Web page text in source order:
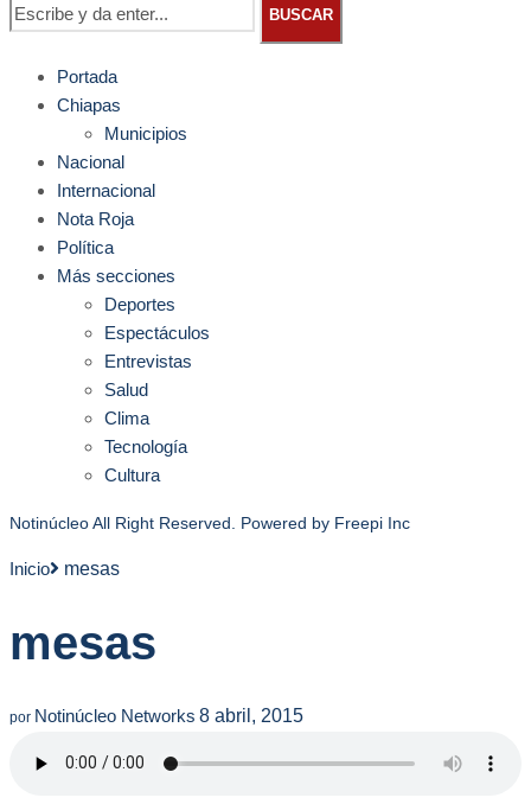
BUSCAR
Portada
Chiapas
Municipios
Nacional
Internacional
Nota Roja
Política
Más secciones
Deportes
Espectáculos
Entrevistas
Salud
Clima
Tecnología
Cultura
Notinúcleo All Right Reserved. Powered by Freepi Inc
Inicio mesas
mesas
por Notinúcleo Networks 8 abril, 2015